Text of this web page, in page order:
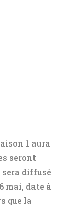
1 aura
seront
sera diffusé
mai, date à
que la